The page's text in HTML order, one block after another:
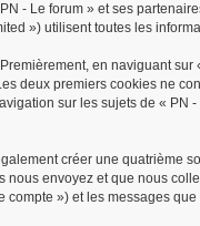
- Le forum » et ses
») utilisent toutes les
en naviguant
deux premiers cookies ne
sur les sujets de «
créer une
envoyez et que nous
compte ») et les messages